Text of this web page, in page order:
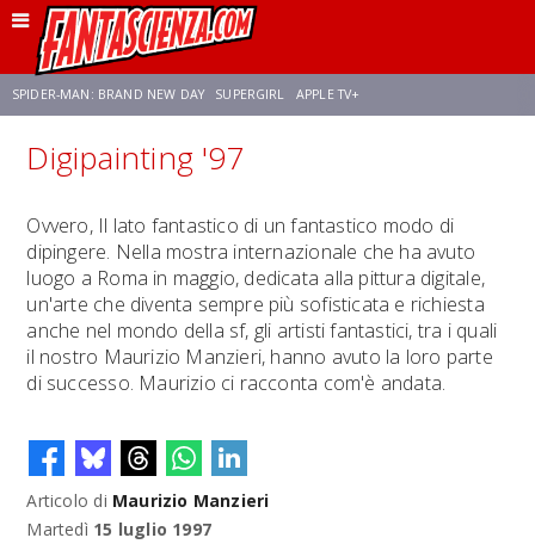
SPIDER-MAN: BRAND NEW DAY SUPERGIRL APPLE TV+
FRANCO RICCIARDIELLO ZENDAYA
NETFLIX SADIE SINK STAR TREK: STRANGE NEW WORLDS
Digipainting '97
Ovvero, Il lato fantastico di un fantastico modo di
dipingere. Nella mostra internazionale che ha avuto
luogo a Roma in maggio, dedicata alla pittura digitale,
un'arte che diventa sempre più sofisticata e richiesta
anche nel mondo della sf, gli artisti fantastici, tra i quali
il nostro Maurizio Manzieri, hanno avuto la loro parte
di successo. Maurizio ci racconta com'è andata.
Articolo di Maurizio Manzieri
Martedì 15 luglio 1997